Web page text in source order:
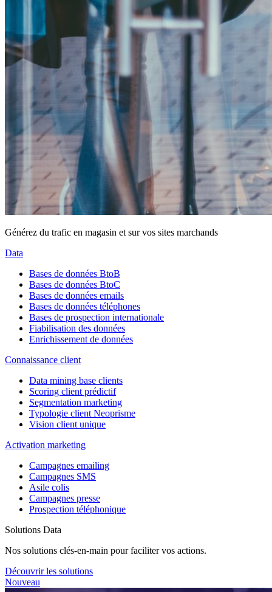
Générez du trafic en magasin et sur vos sites marchands
Data
Bases de données BtoB
Bases de données BtoC
Bases de données emails
Bases de données téléphones
Bases de prospection internationale
Fiabilisation des données
Enrichissement de données
Connaissance client
Data mining base clients
Scoring client prédictif
Segmentation marketing
Typologie client Neoprisme
Vision client unique
Activation marketing
Campagnes emailing
Campagnes SMS
Asile colis
Campagnes presse
Prospection téléphonique
Solutions Data
Nos solutions clés-en-main pour faciliter vos actions.
Découvrir les solutions
Nouveau